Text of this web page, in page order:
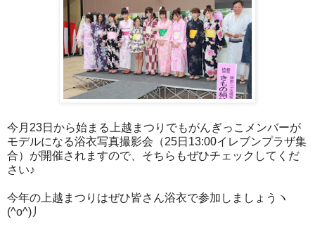
今月23日から始まる上越まつりでもがんぎっこメンバーが
モデルになる浴衣写真撮影会（25日13:00イレブンプラザ集
合）が開催されますので、そちらもぜひチェックしてくだ
さい♪
今年の上越まつりはぜひ皆さん浴衣で参加しましょうヽ
(^o^)丿